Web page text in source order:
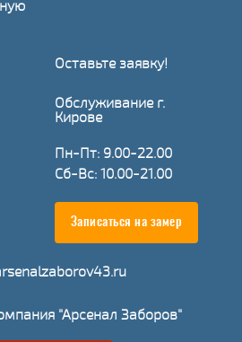
Оставьте заявку!
Обслуживание г.
Кирове
Пн-Пт: 9.00-22.00
Сб-Вс: 10.00-21.00
Записаться на замер
"Арсенал Заборов"